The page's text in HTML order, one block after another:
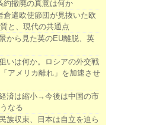
約撤廃の真意は何か
遣欧使節団が見抜いた欧
と、現代の共通点
から見た英のEU離脱、英
いは何か。ロシアの外交戦
アメリカ離れ」を加速させ
済は縮小→今後は中国の市
なる
族収束、日本は自立を迫ら